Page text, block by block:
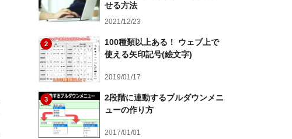
せる方法
2021/12/23
2
100種類以上ある！ ウェブ上で
使える矢印記号(絵文字)
2019/01/17
3
2段階に連動するプルダウンメニ
ューの作り方
2017/01/01